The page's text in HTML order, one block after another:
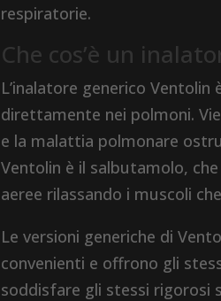
respiratorie.
Che cos’è un
L’inalatore generico
direttamente nei polmoni.
e la malattia polmonare
Ventolin è il salbutamolo,
aeree rilassando i muscoli
Le versioni generiche di
convenienti e offrono gli
soddisfare gli stessi rigorosi